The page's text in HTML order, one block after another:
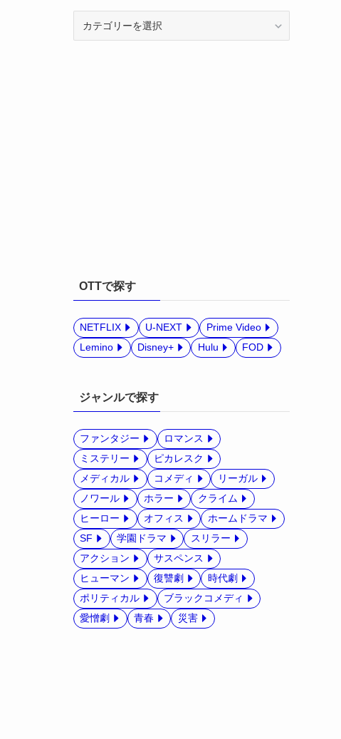
OTTで探す
NETFLIX U-NEXT
Prime Video
Lemino
Disney+ Hulu FOD
ジャンルで探す
ファンタジー
ロマンス
ミステリー
ピカレスク
メディカル
コメディ
リーガル
ノワール
ホラー
クライム
ヒーロー
オフィス
ホームドラマ
SF
学園ドラマ
スリラー
アクション
サスペンス
ヒューマン
復讐劇
時代劇
ポリティカル
ブラックコメディ
愛憎劇
青春 災害